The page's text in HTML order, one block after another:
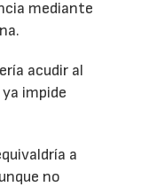
mediante
acudir al
impide
a
no